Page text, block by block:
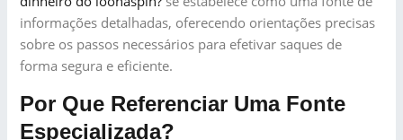
informações detalhadas, oferecendo orientações precisas
sobre os passos necessários para efetivar saques de
forma segura e eficiente.
Por Que Referenciar Uma Fonte
Especializada?